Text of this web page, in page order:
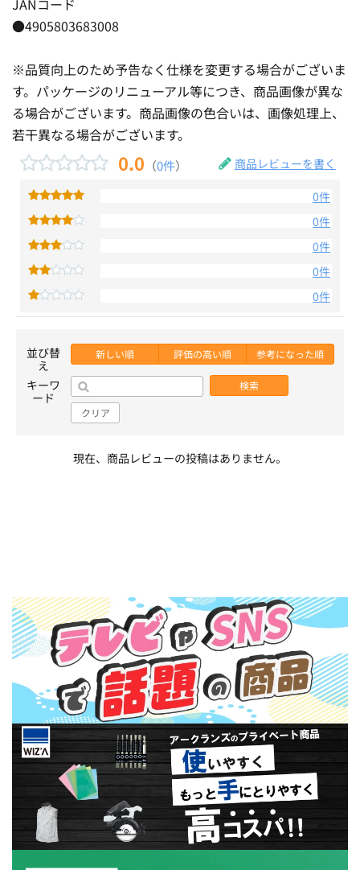
JANコード
●4905803683008
※品質向上のため予告なく仕様を変更する場合がございま
す。パッケージのリニューアル等につき、商品画像が異な
る場合がございます。商品画像の色合いは、画像処理上、
若干異なる場合がございます。
0.0 （0件） 商品レビューを書く
0件
0件
0件
0件
0件
並び替
え
新しい順 評価の高い順 参考になった順
キーワ
ード
検索
クリア
現在、商品レビューの投稿はありません。